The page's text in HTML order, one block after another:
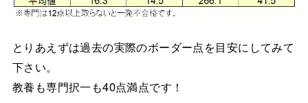
とりあえずは過去の実際のボーダー点を目安にしてみて
下さい。
教養も専門択一も40点満点です！